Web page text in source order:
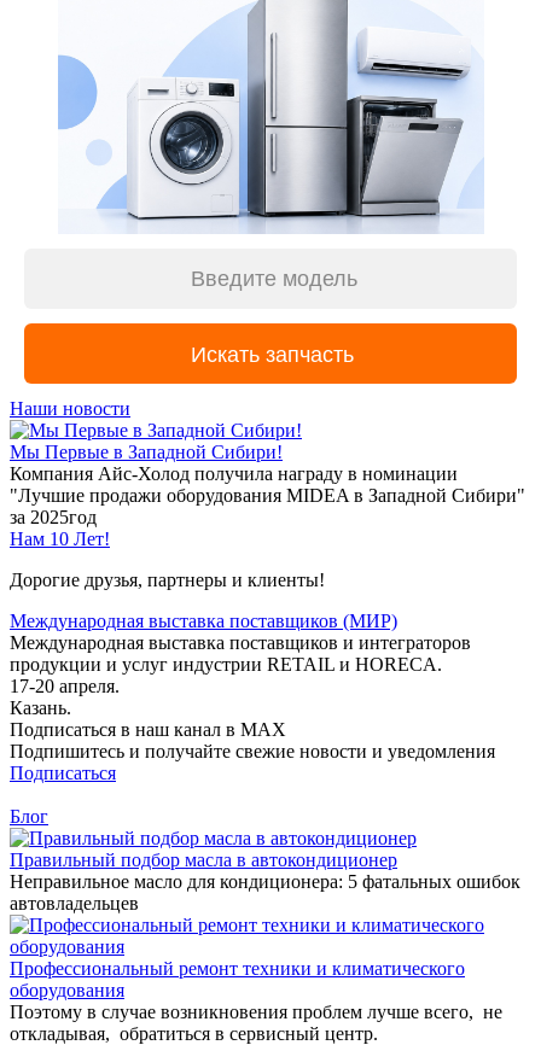
Наши новости
Мы Первые в Западной Сибири!
Компания Айс-Холод получила награду в номинации
"Лучшие продажи оборудования MIDEA в Западной Сибири"
за 2025год
Нам 10 Лет!
Дорогие друзья, партнеры и клиенты!
Международная выставка поставщиков (МИР)
Международная выставка поставщиков и интеграторов
продукции и услуг индустрии RETAIL и HORECA.
17-20 апреля.
Казань.
Подписаться в наш канал в MAX
Подпишитесь и получайте свежие новости и уведомления
Подписаться
Блог
Правильный подбор масла в автокондиционер
Неправильное масло для кондиционера: 5 фатальных ошибок
автовладельцев
Профессиональный ремонт техники и климатического
оборудования
Поэтому в случае возникновения проблем лучше всего, не
откладывая, обратиться в сервисный центр.